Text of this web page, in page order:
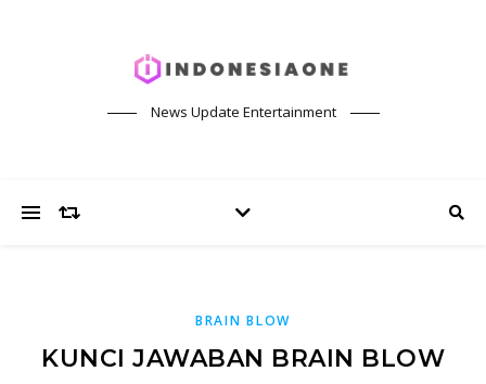
News Update Entertainment
BRAIN BLOW
KUNCI JAWABAN BRAIN BLOW